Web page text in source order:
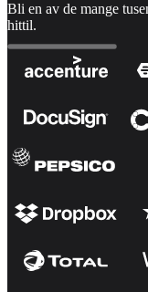
Bli en av de mange
hittil.